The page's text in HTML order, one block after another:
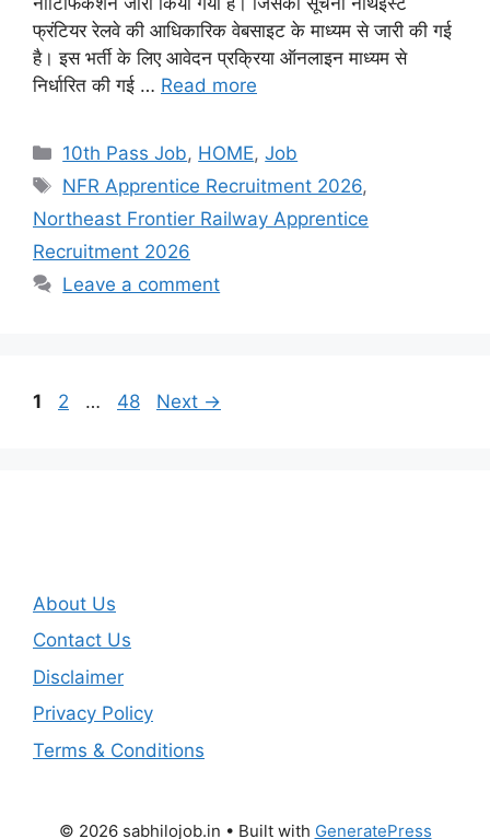
फ्रंटियर रेलवे की आधिकारिक वेबसाइट के माध्यम से जारी की गई
है। इस भर्ती के लिए आवेदन प्रक्रिया ऑनलाइन माध्यम से
निर्धारित की गई … Read more
Categories
10th Pass Job, HOME,Job
Tags
NFR Apprentice Recruitment 2026,
Northeast Frontier Railway Apprentice
Recruitment 2026
Leave a comment
Page
1 Page
2 … Page
48 Next →
About Us
Contact Us
Disclaimer
Privacy Policy
Terms & Conditions
© 2026 sabhilojob.in • Built with GeneratePress